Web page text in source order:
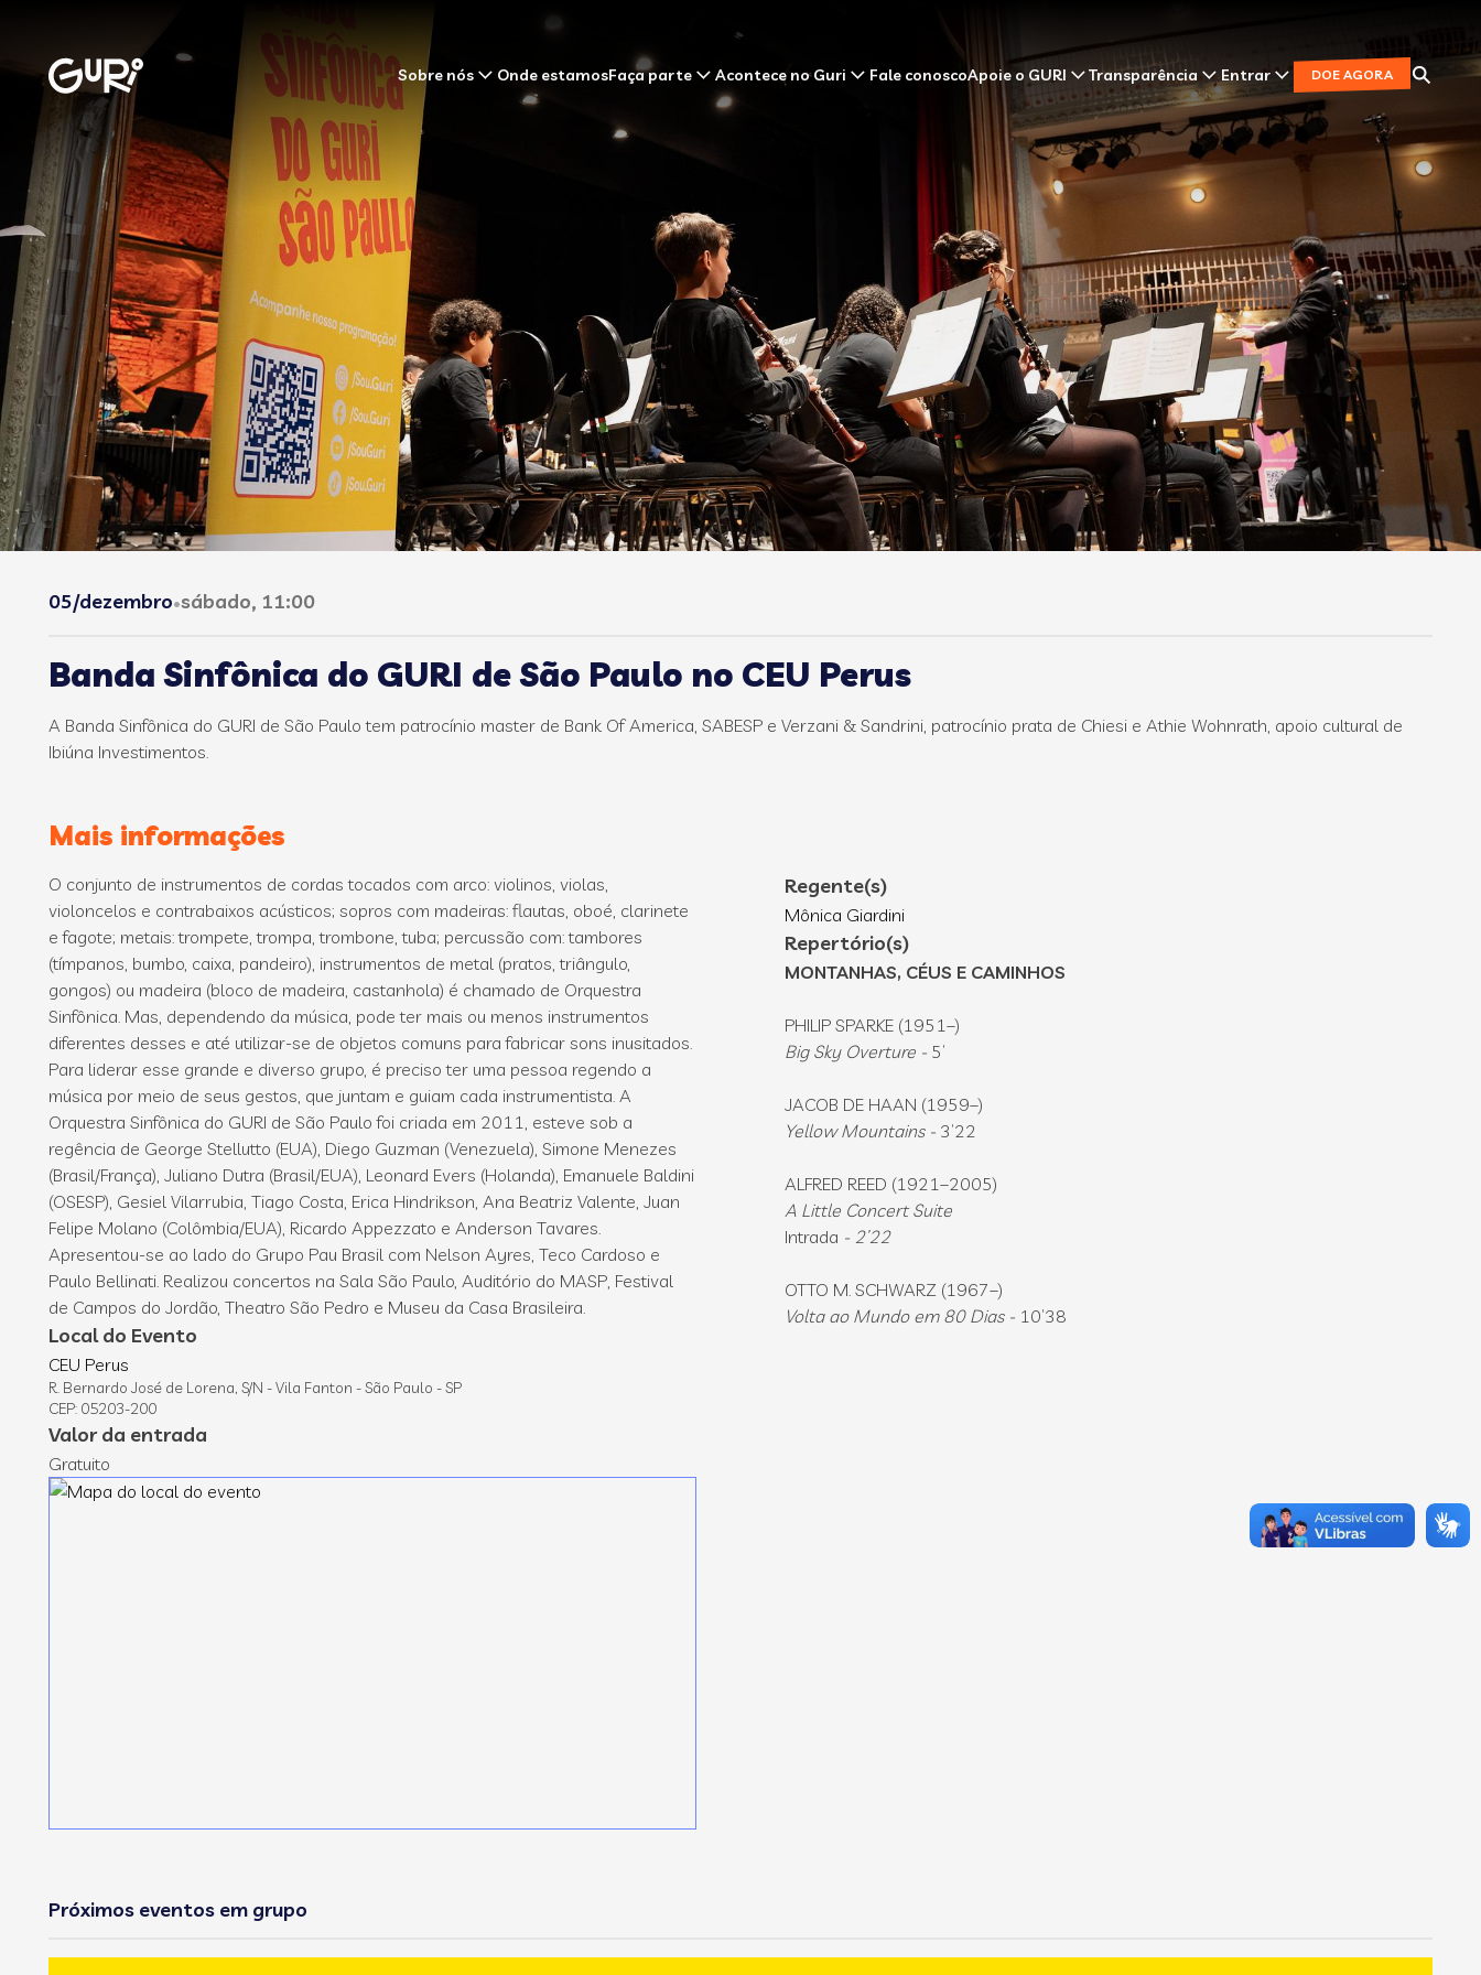
Sobre nós Onde estamosFaça parte Acontece no Guri Fale conoscoApoie o GURI Transparência Entrar DOE AGORA
05/dezembro•sábado, 11:00
Banda Sinfônica do GURI de São Paulo no CEU Perus
A Banda Sinfônica do GURI de São Paulo tem patrocínio master de Bank Of America, SABESP e Verzani & Sandrini, patrocínio prata de Chiesi e Athie Wohnrath, apoio cultural de
Ibiúna Investimentos.
Mais informações
O conjunto de instrumentos de cordas tocados com arco: violinos, violas,
violoncelos e contrabaixos acústicos; sopros com madeiras: flautas, oboé, clarinete
e fagote; metais: trompete, trompa, trombone, tuba; percussão com: tambores
(tímpanos, bumbo, caixa, pandeiro), instrumentos de metal (pratos, triângulo,
gongos) ou madeira (bloco de madeira, castanhola) é chamado de Orquestra
Sinfônica. Mas, dependendo da música, pode ter mais ou menos instrumentos
diferentes desses e até utilizar-se de objetos comuns para fabricar sons inusitados.
Para liderar esse grande e diverso grupo, é preciso ter uma pessoa regendo a
música por meio de seus gestos, que juntam e guiam cada instrumentista. A
Orquestra Sinfônica do GURI de São Paulo foi criada em 2011, esteve sob a
regência de George Stellutto (EUA), Diego Guzman (Venezuela), Simone Menezes
(Brasil/França), Juliano Dutra (Brasil/EUA), Leonard Evers (Holanda), Emanuele Baldini
(OSESP), Gesiel Vilarrubia, Tiago Costa, Erica Hindrikson, Ana Beatriz Valente, Juan
Felipe Molano (Colômbia/EUA), Ricardo Appezzato e Anderson Tavares.
Apresentou-se ao lado do Grupo Pau Brasil com Nelson Ayres, Teco Cardoso e
Paulo Bellinati. Realizou concertos na Sala São Paulo, Auditório do MASP, Festival
de Campos do Jordão, Theatro São Pedro e Museu da Casa Brasileira.
Local do Evento
CEU Perus
R. Bernardo José de Lorena, S/N - Vila Fanton - São Paulo - SP
CEP: 05203-200
Valor da entrada
Gratuito
Regente(s)
Mônica Giardini
Repertório(s)
MONTANHAS, CÉUS E CAMINHOS
PHILIP SPARKE (1951–)
Big Sky Overture - 5’
JACOB DE HAAN (1959–)
Yellow Mountains - 3’22
ALFRED REED (1921–2005)
A Little Concert Suite
Intrada - 2’22
OTTO M. SCHWARZ (1967–)
Volta ao Mundo em 80 Dias - 10’38
Próximos eventos em grupo